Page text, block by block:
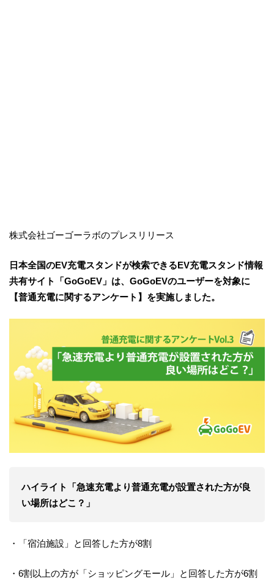
株式会社ゴーゴーラボのプレスリリース
日本全国のEV充電スタンドが検索できるEV充電スタンド情報
共有サイト「GoGoEV」は、GoGoEVのユーザーを対象に
【普通充電に関するアンケート】を実施しました。
ハイライト「急速充電より普通充電が設置された方が良
い場所はどこ？」
・「宿泊施設」と回答した方が8割
・6割以上の方が「ショッピングモール」と回答した方が6割